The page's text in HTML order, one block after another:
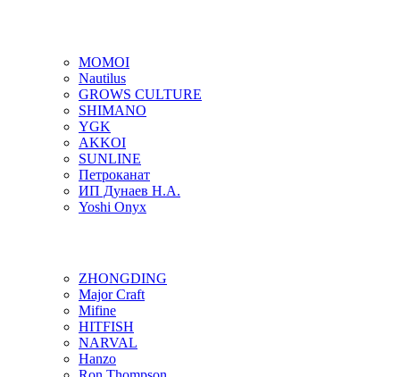
MOMOI
Nautilus
GROWS CULTURE
SHIMANO
YGK
AKKOI
SUNLINE
Петроканат
ИП Дунаев Н.А.
Yoshi Onyx
ZHONGDING
Major Craft
Mifine
HITFISH
NARVAL
Hanzo